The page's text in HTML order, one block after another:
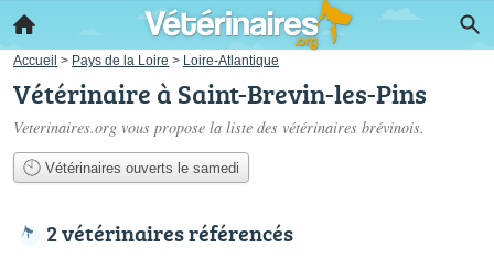
Accueil > Pays de la Loire > Loire-Atlantique
Vétérinaire à Saint-Brevin-les-Pins
Veterinaires.org vous propose la liste des vétérinaires brévinois.
Vétérinaires ouverts le samedi
2 vétérinaires référencés